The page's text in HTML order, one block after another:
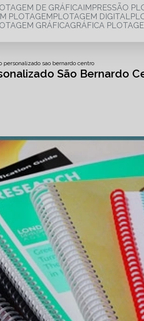
DE GRÁFICA IMPRESSÃO
PLOTAGEM PLOTAGEM DIGITAL
GRÁFICA GRÁFICA
sao bernardo centro
São Bernardo